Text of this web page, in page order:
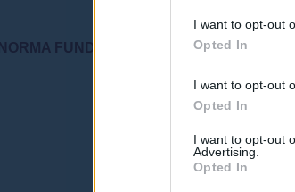
I want to opt-out
Opted In
I want to opt-out
Opted In
I want to opt-out
Advertising.
Opted In
NORMA FUNDAMENTAL DEL FORO: "Se
"Por favor, no abuse